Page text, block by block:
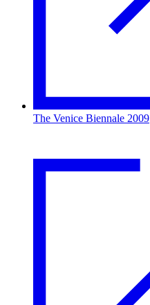
The Venice Biennale 2009